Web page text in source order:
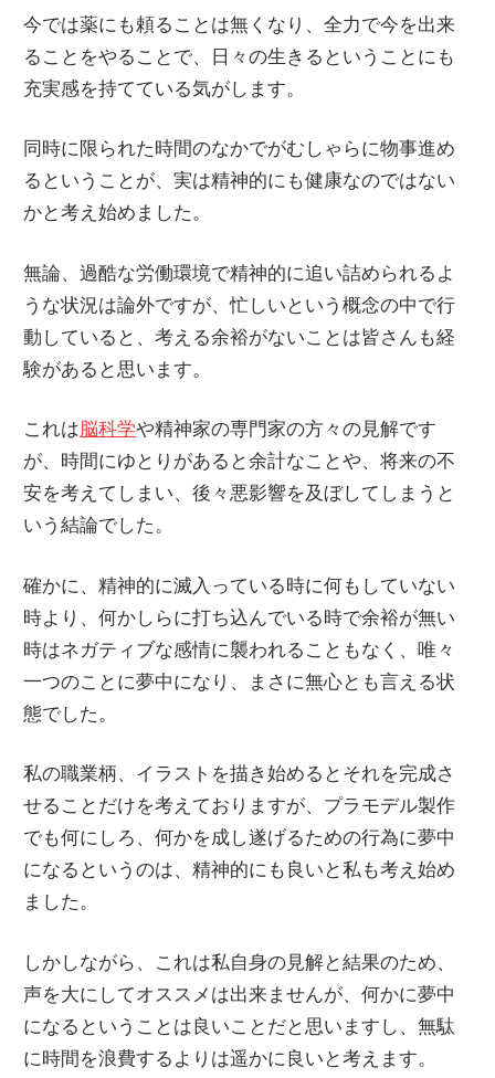
ビ
ー
関
の
レ
ビ
ー
を
行
っ
い
ま
す。
今では薬にも頼ることは無くなり、全力で今を出来
ることをやることで、日々の生きるということにも
充実感を持てている気がします。
同時に限られた時間のなかでがむしゃらに物事進め
るということが、実は精神的にも健康なのではない
かと考え始めました。
無論、過酷な労働環境で精神的に追い詰められるよ
うな状況は論外ですが、忙しいという概念の中で行
動していると、考える余裕がないことは皆さんも経
験があると思います。
これは脳科学や精神家の専門家の方々の見解です
が、時間にゆとりがあると余計なことや、将来の不
安を考えてしまい、後々悪影響を及ぼしてしまうと
いう結論でした。
確かに、精神的に滅入っている時に何もしていない
時より、何かしらに打ち込んでいる時で余裕が無い
時はネガティブな感情に襲われることもなく、唯々
一つのことに夢中になり、まさに無心とも言える状
態でした。
私の職業柄、イラストを描き始めるとそれを完成さ
せることだけを考えておりますが、プラモデル製作
でも何にしろ、何かを成し遂げるための行為に夢中
になるというのは、精神的にも良いと私も考え始め
ました。
しかしながら、これは私自身の見解と結果のため、
声を大にしてオススメは出来ませんが、何かに夢中
になるということは良いことだと思いますし、無駄
に時間を浪費するよりは遥かに良いと考えます。